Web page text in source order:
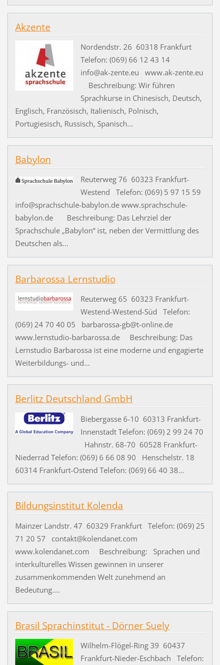
Akzente
Nordendstr. 26 60318 Frankfurt
Telefon: (069) 66 12 43 14
info@ak-zente.eu www.ak-zente.eu
Beschreibung: Wir führen
Sprachkurse in Chinesisch, Deutsch,
Englisch, Französisch, Italienisch, Polnisch,
Portugiesisch, Russisch, Spanisch...
Babylon
Reuterweg 76 60323 Frankfurt-
Westend Telefon: (069) 5 97 15 59
info@sprachschule-babylon.de www.sprachschule-
babylon.de Beschreibung: Das Lehrziel der
Sprachschule „Babylon“ ist, neben der Vermittlung des
Deutschen als...
Barbarossa Lernstudio
Reuterweg 65 60323 Frankfurt-
Westend-Westend-Süd Telefon:
(069) 24 70 40 05 barbarossa-gb@t-online.de
www.lernstudio-barbarossa.de Beschreibung: Das
Lernstudio Barbarossa ist eine moderne und engagierte
Weiterbildungs- und...
Berlitz Deutschland GmbH
Biebergasse 6-10 60313 Frankfurt-
Innenstadt Telefon: (069) 2 99 24 70
Hahnstr. 68-70 60528 Frankfurt-
Niederrad Telefon: (069) 6 66 08 90 Henschelstr. 18
60314 Frankfurt-Ostend Telefon: (069) 66 40 38...
Bildungsinstitut Kolenda
Mainzer Landstr. 47 60329 Frankfurt Telefon: (069) 25
71 20 57 contakt@kolendanet.com
www.kolendanet.com Beschreibung: Sprachen und
interkulturelles Wissen gewinnen in unserer
zusammenkommenden Welt zunehmend an
Bedeutung....
Brasil Sprachinstitut - Dörner Suely
Wilhelm-Flögel-Ring 39 60437
Frankfurt-Nieder-Eschbach Telefon: